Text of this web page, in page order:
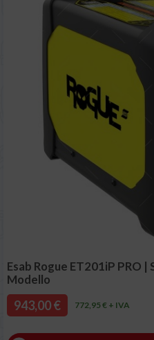
Esab Rogue ET201iP PRO
Modello
943,00 € 772,95 € + IVA